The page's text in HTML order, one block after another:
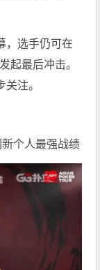
，选手仍可在
起最后冲击。
注。
个人最强战绩